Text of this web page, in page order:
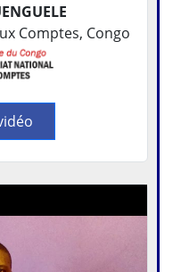
Comptes, Congo